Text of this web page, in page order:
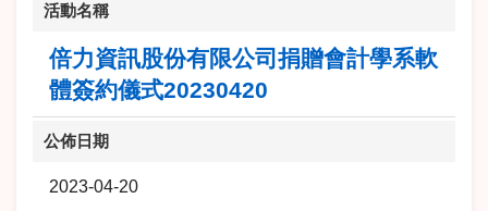
活動名稱
倍力資訊股份有限公司捐贈會計學系軟
體簽約儀式20230420
公佈日期
2023-04-20